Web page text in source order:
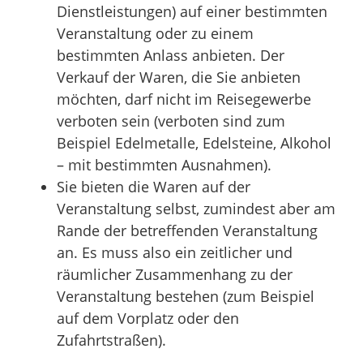
Dienstleistungen) auf einer bestimmten
Veranstaltung oder zu einem
bestimmten Anlass anbieten. Der
Verkauf der Waren, die Sie anbieten
möchten, darf nicht im Reisegewerbe
verboten sein (verboten sind zum
Beispiel Edelmetalle, Edelsteine, Alkohol
– mit bestimmten Ausnahmen).
Sie bieten die Waren auf der
Veranstaltung selbst, zumindest aber am
Rande der betreffenden Veranstaltung
an. Es muss also ein zeitlicher und
räumlicher Zusammenhang zu der
Veranstaltung bestehen (zum Beispiel
auf dem Vorplatz oder den
Zufahrtstraßen).